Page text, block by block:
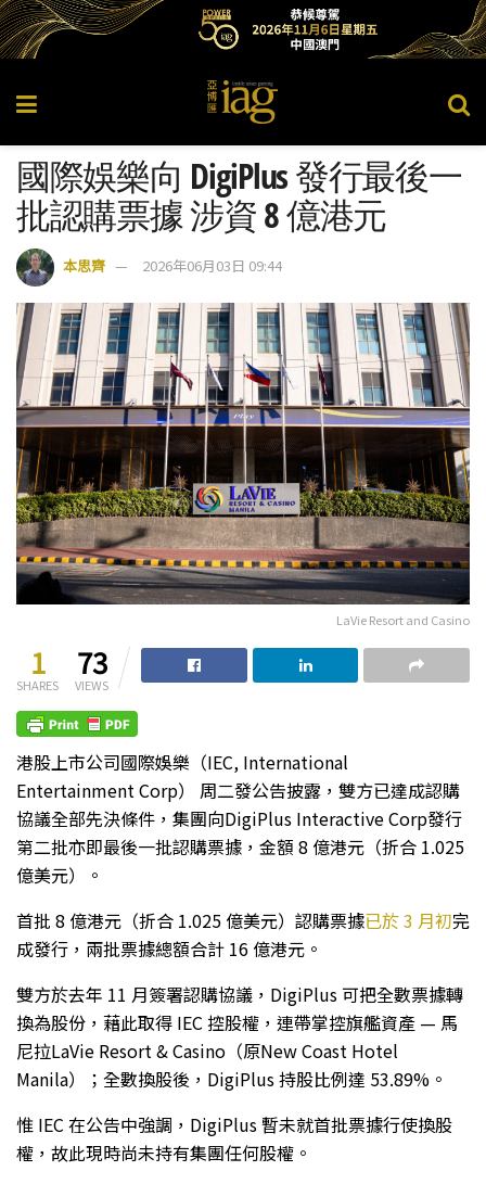
國際娛樂向 DigiPlus 發行最後一
批認購票據 涉資 8 億港元
本思齊 2026年06月03日 09:44
LaVie Resort and Casino
1
SHARES
73
VIEWS
港股上市公司國際娛樂（IEC, International
Entertainment Corp） 周二發公告披露，雙方已達成認購
協議全部先決條件，集團向DigiPlus Interactive Corp發行
第二批亦即最後一批認購票據，金額 8 億港元（折合 1.025
億美元）。
首批 8 億港元（折合 1.025 億美元）認購票據已於 3 月初完
成發行，兩批票據總額合計 16 億港元。
雙方於去年 11 月簽署認購協議，DigiPlus 可把全數票據轉
換為股份，藉此取得 IEC 控股權，連帶掌控旗艦資產 — 馬
尼拉LaVie Resort & Casino（原New Coast Hotel
Manila）；全數換股後，DigiPlus 持股比例達 53.89%。
惟 IEC 在公告中強調，DigiPlus 暫未就首批票據行使換股
權，故此現時尚未持有集團任何股權。